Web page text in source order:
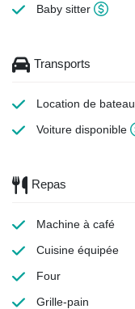
Baby sitter
Transports
Location de bateau
Voiture disponible
Repas
Machine à café
Cuisine équipée
Four
Grille-pain